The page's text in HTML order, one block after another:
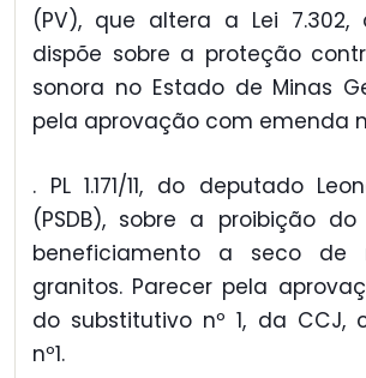
(PV), que altera a Lei 7.302,
dispõe sobre a proteção
sonora no Estado de Minas
pela aprovação com emenda
. PL 1.171/11, do deputado
(PSDB), sobre a proibição
beneficiamento a seco de
granitos. Parecer pela
do substitutivo nº 1, da CCJ,
nº1.